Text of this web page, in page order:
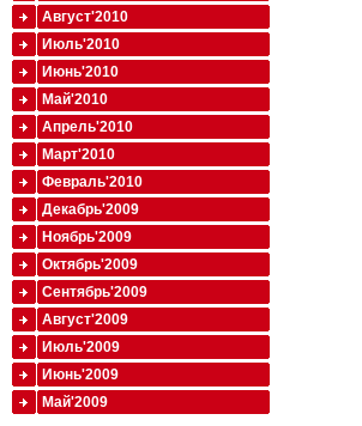
Август'2010
Июль'2010
Июнь'2010
Май'2010
Апрель'2010
Март'2010
Февраль'2010
Декабрь'2009
Ноябрь'2009
Октябрь'2009
Сентябрь'2009
Август'2009
Июль'2009
Июнь'2009
Май'2009